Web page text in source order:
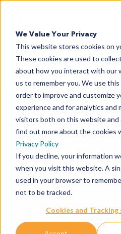
We Value Your Privacy
This website stores cookies on
These cookies are used to
about how you interact with our
us to remember you. We use
order to improve and customize
experience and for analytics and
visitors both on this website and
find out more about the cookies
Privacy Policy
If you decline, your information
when you visit this website. A
used in your browser to
not to be tracked.
Cookies and
日本
简体
All Contact
OrganoidXplore™
当社について
会社概要
企業理念
社会的責任
経営方針
ニュース＆イベント